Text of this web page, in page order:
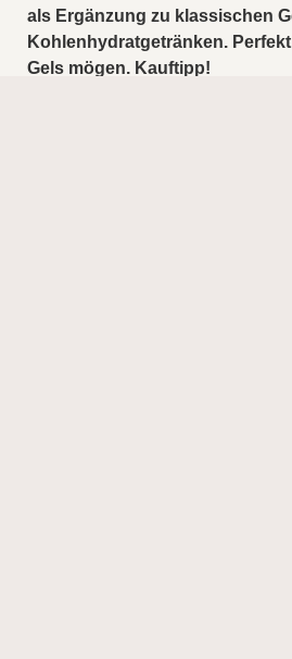
als Ergänzung zu klassischen
Kohlenhydratgetränken.
Gels mögen. Kauftipp!